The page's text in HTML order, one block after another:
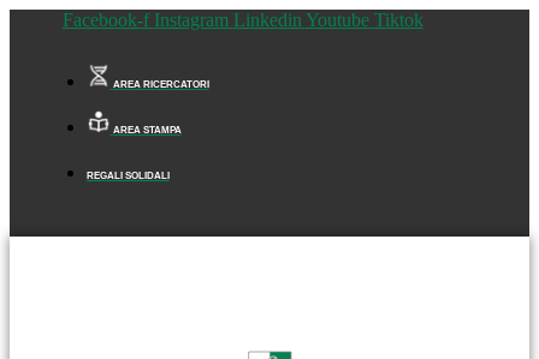
Facebook-f Instagram Linkedin Youtube Tiktok
AREA RICERCATORI
AREA STAMPA
REGALI SOLIDALI